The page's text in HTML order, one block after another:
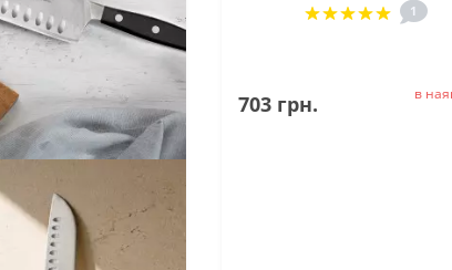
1
703 грн. в